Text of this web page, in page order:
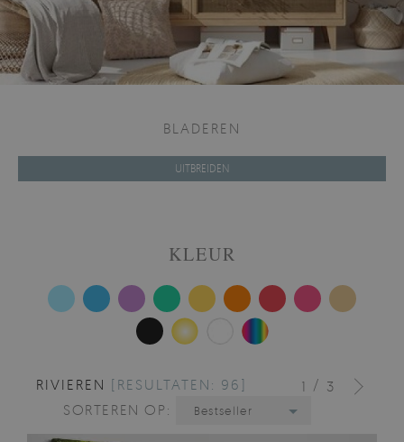
BLADEREN
UITBREIDEN
KLEUR
1 / 3
RIVIEREN [RESULTATEN: 96]
SORTEREN OP:
Bestseller